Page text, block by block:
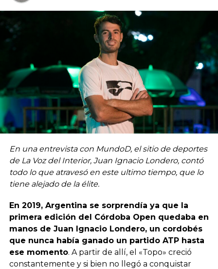
En una entrevista con MundoD, el sitio de deportes
de La Voz del Interior, Juan Ignacio Londero, contó
todo lo que atravesó en este ultimo tiempo, que lo
tiene alejado de la élite.
En 2019, Argentina se sorprendía ya que la
primera edición del Córdoba Open quedaba en
manos de Juan Ignacio Londero, un cordobés
que nunca había ganado un partido ATP hasta
ese momento. A partir de allí, el «Topo» creció
constantemente y si bien no llegó a conquistar